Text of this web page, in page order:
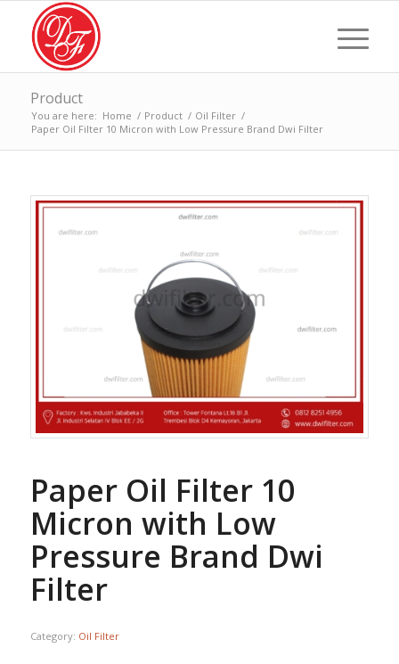
Product
You are here: Home / Product / Oil Filter /
Paper Oil Filter 10 Micron with Low Pressure Brand Dwi Filter
Paper Oil Filter 10
Micron with Low
Pressure Brand Dwi
Filter
Category: Oil Filter